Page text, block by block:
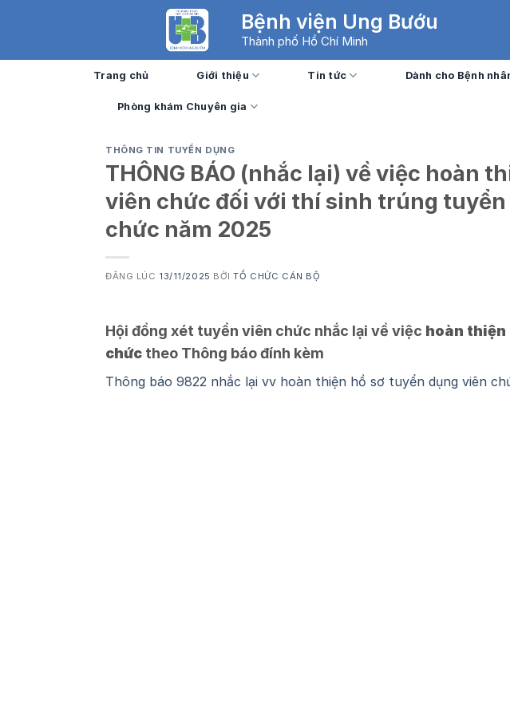
Bệnh viện Ung Bướu
Thành phố Hồ Chí Minh
Trang chủ Giới thiệu Tin tức Dành cho Bệnh
Phòng khám Chuyên gia
THÔNG TIN TUYỂN DỤNG
THÔNG BÁO (nhắc lại) về việc hoàn
viên chức đối với thí sinh trúng
chức năm 2025
ĐĂNG LÚC 13/11/2025 BỞITỔ CHỨC CÁN BỘ
Hội đồng xét tuyển viên chức nhắc lại về việc hoàn thiện
chức theo Thông báo đính kèm
Thông báo 9822 nhắc lại vv hoàn thiện hồ sơ tuyển dụng viên